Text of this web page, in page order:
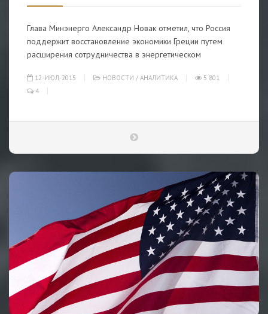
Глава Минэнерго Александр Новак отметил, что Россия
поддержит восстановление экономики Греции путем
расширения сотрудничества в энергетическом
12-ИЮЛ-2015 НОВОСТИ / АНАЛИТИКА
5 801
4